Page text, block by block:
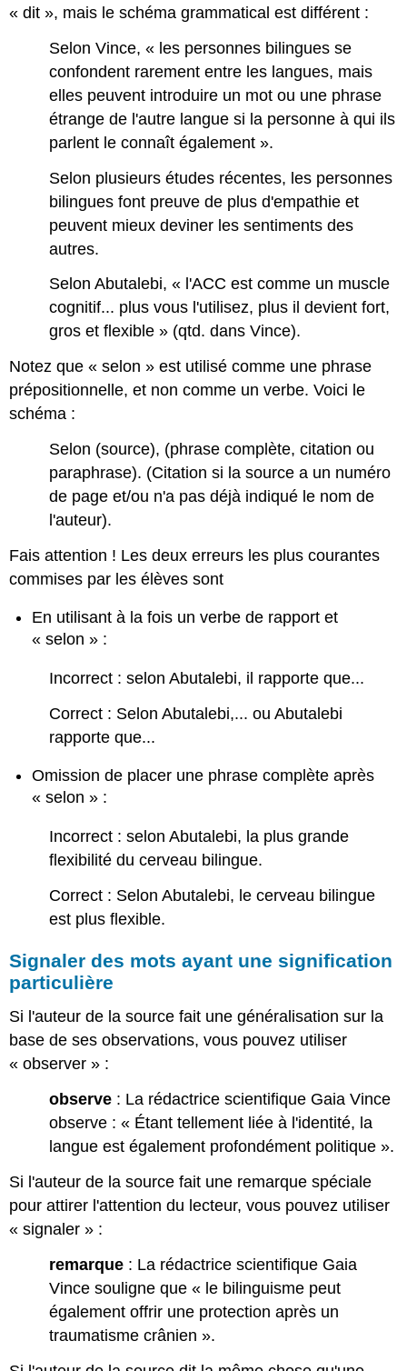
« dit », mais le schéma grammatical est différent :
Selon Vince, « les personnes bilingues se
confondent rarement entre les langues, mais
elles peuvent introduire un mot ou une phrase
étrange de l'autre langue si la personne à qui ils
parlent le connaît également ».
Selon plusieurs études récentes, les personnes
bilingues font preuve de plus d'empathie et
peuvent mieux deviner les sentiments des
autres.
Selon Abutalebi, « l'ACC est comme un muscle
cognitif... plus vous l'utilisez, plus il devient fort,
gros et flexible » (qtd. dans Vince).
Notez que « selon » est utilisé comme une phrase
prépositionnelle, et non comme un verbe. Voici le
schéma :
Selon (source), (phrase complète, citation ou
paraphrase). (Citation si la source a un numéro
de page et/ou n'a pas déjà indiqué le nom de
l'auteur).
Fais attention ! Les deux erreurs les plus courantes
commises par les élèves sont
En utilisant à la fois un verbe de rapport et
« selon » :
Incorrect : selon Abutalebi, il rapporte que...
Correct : Selon Abutalebi,... ou Abutalebi
rapporte que...
Omission de placer une phrase complète après
« selon » :
Incorrect : selon Abutalebi, la plus grande
flexibilité du cerveau bilingue.
Correct : Selon Abutalebi, le cerveau bilingue
est plus flexible.
Signaler des mots ayant une signification
particulière
Si l'auteur de la source fait une généralisation sur la
base de ses observations, vous pouvez utiliser
« observer » :
observe : La rédactrice scientifique Gaia Vince
observe : « Étant tellement liée à l'identité, la
langue est également profondément politique ».
Si l'auteur de la source fait une remarque spéciale
pour attirer l'attention du lecteur, vous pouvez utiliser
« signaler » :
remarque : La rédactrice scientifique Gaia
Vince souligne que « le bilinguisme peut
également offrir une protection après un
traumatisme crânien ».